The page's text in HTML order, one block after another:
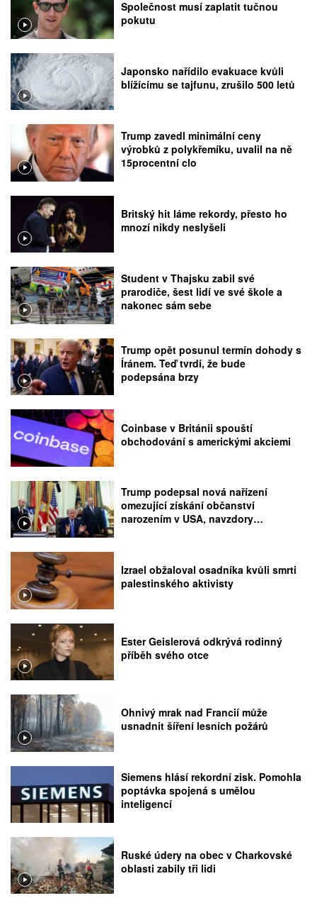
Společnost musí zaplatit tučnou
pokutu
Japonsko nařídilo evakuace kvůli
blížícímu se tajfunu, zrušilo 500 letů
Trump zavedl minimální ceny
výrobků z polykřemíku, uvalil na ně
15procentní clo
Britský hit láme rekordy, přesto ho
mnozí nikdy neslyšeli
Student v Thajsku zabil své
prarodiče, šest lidí ve své škole a
nakonec sám sebe
Trump opět posunul termín dohody s
Íránem. Teď tvrdí, že bude
podepsána brzy
Coinbase v Británii spouští
obchodování s americkými akciemi
Trump podepsal nová nařízení
omezující získání občanství
narozením v USA, navzdory
Izrael obžaloval osadníka kvůli smrti
palestinského aktivisty
Ester Geislerová odkrývá rodinný
příběh svého otce
Ohnivý mrak nad Francií může
usnadnit šíření lesních požárů
Siemens hlásí rekordní zisk. Pomohla
poptávka spojená s umělou
inteligencí
Ruské údery na obec v Charkovské
oblasti zabily tři lidi